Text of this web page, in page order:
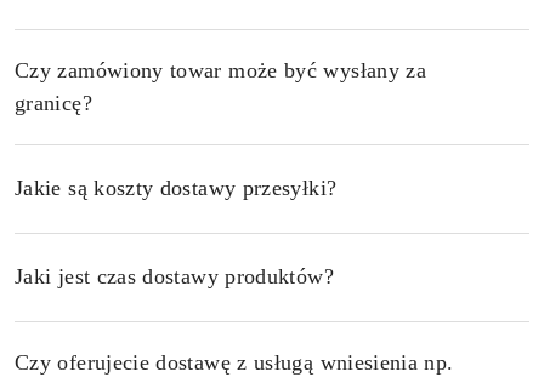
Czy zamówiony towar może być wysłany za
granicę?
Jakie są koszty dostawy przesyłki?
Jaki jest czas dostawy produktów?
Czy oferujecie dostawę z usługą wniesienia np.